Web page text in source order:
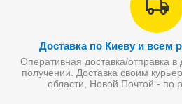
Доставка по Киеву и всем
Оперативная доставка/отправка
получении. Доставка своим
области, Новой Почтой - по